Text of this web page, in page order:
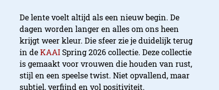
De lente voelt altijd als een nieuw begin. De
dagen worden langer en alles om ons heen
krijgt weer kleur. Die sfeer zie je duidelijk terug
in deKAAISpring 2026 collectie. Deze collectie
is gemaakt voor vrouwen die houden van rust,
stijl en een speelse twist. Niet opvallend, maar
subtiel, verfijnd en vol positiviteit.